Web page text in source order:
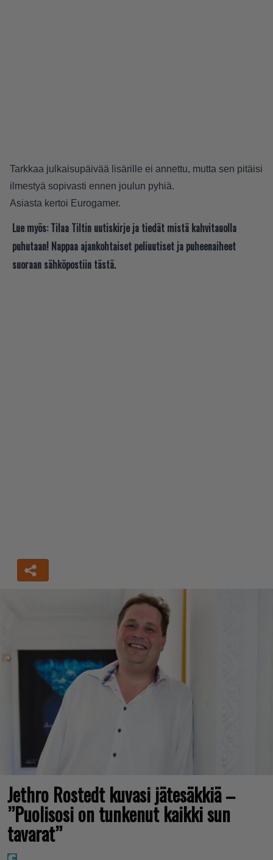
Tarkkaa julkaisupäivää lisärille ei annettu, mutta sen pitäisi
ilmestyä sopivasti ennen joulun pyhiä.
Asiasta kertoi Eurogamer.
Lue myös: Tilaa Tiltin uutiskirje ja tiedät mistä kahvitauolla
puhutaan! Nappaa ajankohtaiset peliuutiset ja puheenaiheet
suoraan sähköpostiin tästä.
Jethro Rostedt kuvasi jätesäkkiä –
”Puolisosi on tunkenut kaikki sun
tavarat”